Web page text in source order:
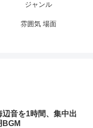
ジャンル
雰囲気 場面
辺音を1時間、集中出
BGM